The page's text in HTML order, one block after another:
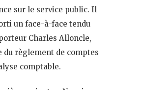
sur le service public. Il
un face-à-face tendu
Charles Alloncle,
du règlement de comptes
comptable.